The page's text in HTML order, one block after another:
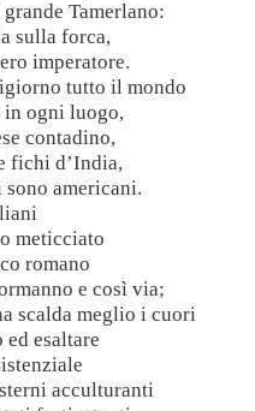
Tamerlano:
sulla forca,
imperatore.
tutto il mondo
ogni luogo,
contadino,
fichi d’India,
sono americani.
meticciato
romano
e così via;
scalda meglio i cuori
esaltare
acculturanti